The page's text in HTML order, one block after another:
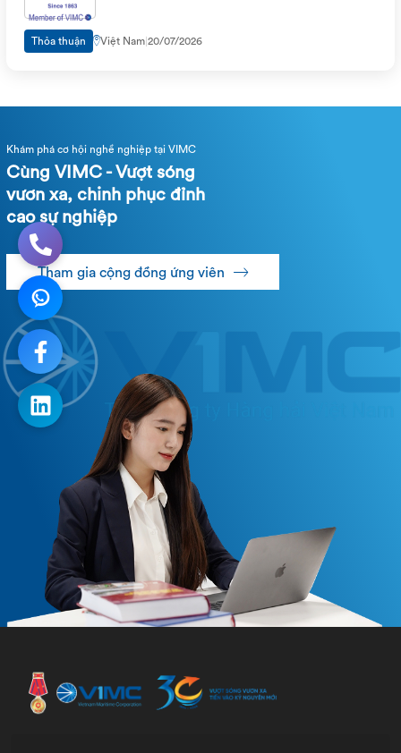
Thỏa thuận Việt Nam|20/07/2026
Khám phá cơ hội nghề nghiệp tại VIMC
Cùng VIMC - Vượt sóng
vươn xa, chinh phục đỉnh
cao sự nghiệp
Tham gia cộng đồng ứng viên